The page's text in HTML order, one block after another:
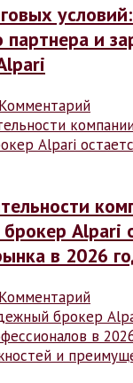
партнера и
Alpari
в 2026